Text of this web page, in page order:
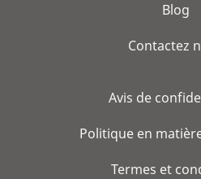
Blog
Contactez
Avis de
Politique en
Termes et